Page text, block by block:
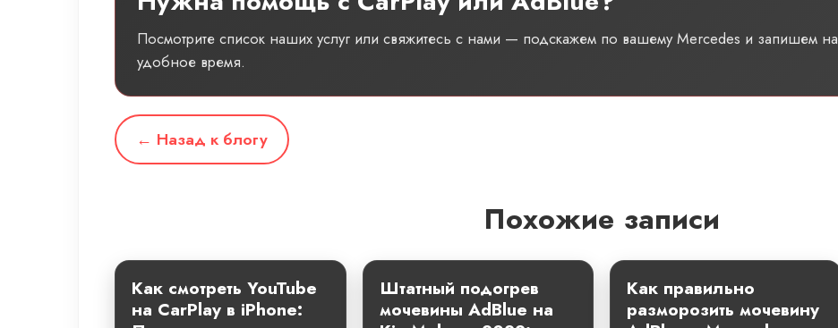
Посмотрите список наших услуг или свяжитесь с нами — подскажем по вашему Mercedes и запишем на
удобное время.
← Назад к блогу
Похожие записи
Как смотреть YouTube
на CarPlay в iPhone:
Штатный подогрев
мочевины AdBlue на
Как правильно
разморозить мочевину